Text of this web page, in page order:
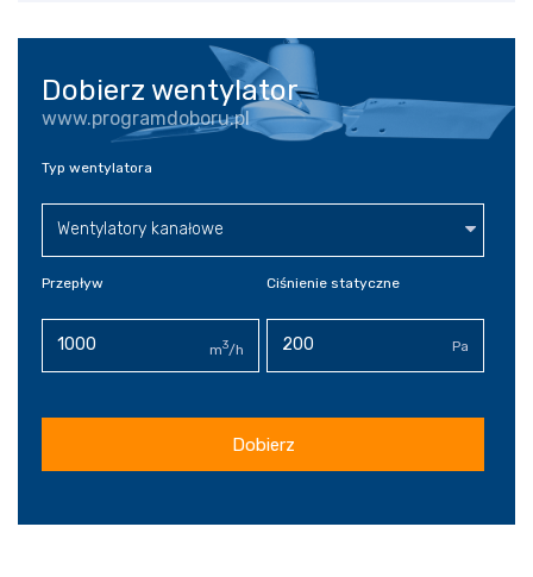
Dobierz wentylator
www.programdoboru.pl
Typ wentylatora
Wentylatory kanałowe
Przepływ
m3/h
Ciśnienie statyczne
Pa
Dobierz